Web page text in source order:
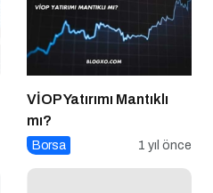
VİOP Yatırımı Mantıklı
mı?
Borsa 1 yıl önce